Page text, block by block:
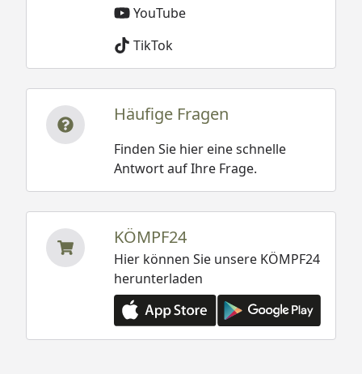
YouTube
TikTok
Häufige Fragen
Finden Sie hier eine schnelle
Antwort auf Ihre Frage.
KÖMPF24
Hier können Sie unsere KÖMPF24
herunterladen